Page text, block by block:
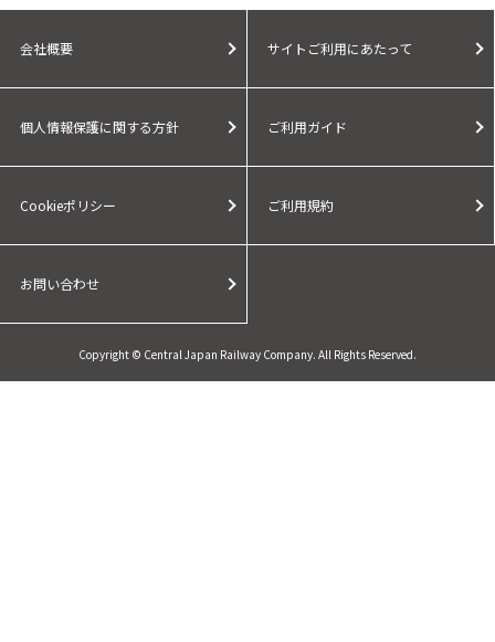
会社概要 サイトご利用にあたって
個人情報保護に関する方針 ご利用ガイド
Cookieポリシー ご利用規約
お問い合わせ
Copyright © Central Japan Railway Company. All Rights Reserved.